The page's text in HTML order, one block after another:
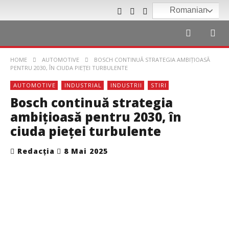
Romanian
HOME AUTOMOTIVE
BOSCH CONTINUĂ STRATEGIA AMBIȚIOASĂ
PENTRU 2030, ÎN CIUDA PIEȚEI TURBULENTE
AUTOMOTIVE INDUSTRIAL INDUSTRII STIRI
Bosch continuă strategia
ambițioasă pentru 2030, în
ciuda pieței turbulente
Redacția 8 Mai 2025